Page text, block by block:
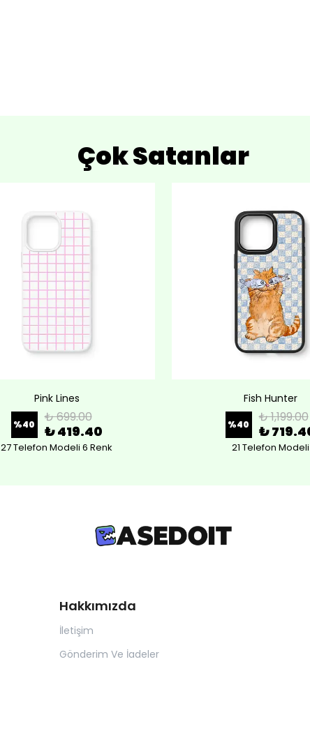
Çok Satanlar
Pink Lines
%40 ₺ 699.00
₺ 419.40
27 Telefon Modeli 6 Renk
Fish Hunter
%40 ₺ 1,199.00
₺
21 Telefon Modeli
Hakkımızda
İletişim
Gönderim Ve İadeler